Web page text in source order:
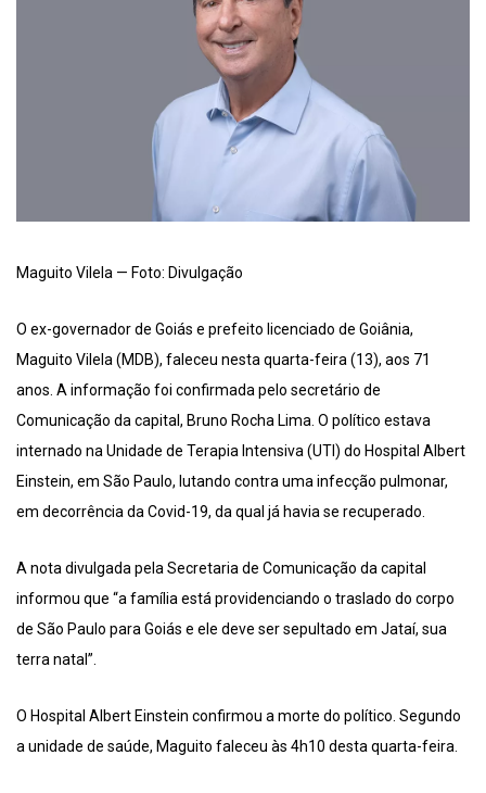
Maguito Vilela — Foto: Divulgação
O ex-governador de Goiás e prefeito licenciado de Goiânia,
Maguito Vilela (MDB), faleceu nesta quarta-feira (13), aos 71
anos. A informação foi confirmada pelo secretário de
Comunicação da capital, Bruno Rocha Lima. O político estava
internado na Unidade de Terapia Intensiva (UTI) do Hospital Albert
Einstein, em São Paulo, lutando contra uma infecção pulmonar,
em decorrência da Covid-19, da qual já havia se recuperado.
A nota divulgada pela Secretaria de Comunicação da capital
informou que “a família está providenciando o traslado do corpo
de São Paulo para Goiás e ele deve ser sepultado em Jataí, sua
terra natal”.
O Hospital Albert Einstein confirmou a morte do político. Segundo
a unidade de saúde, Maguito faleceu às 4h10 desta quarta-feira.